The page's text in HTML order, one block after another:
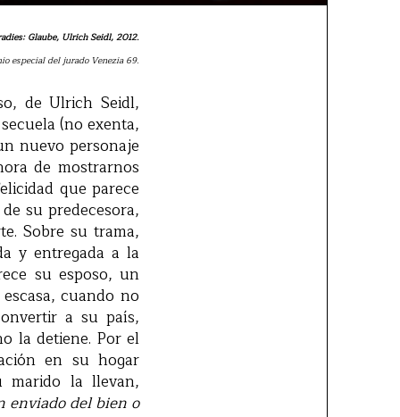
Glaube, Ulrich Seidl, 2012.
especial del jurado Venezia 69.
de Ulrich Seidl,
(no exenta,
nuevo personaje
de mostrarnos
que parece
su predecesora,
Sobre su trama,
y entregada a la
su esposo, un
cuando no
a su país,
la detiene. Por el
en su hogar
marido la llevan,
enviado del bien o